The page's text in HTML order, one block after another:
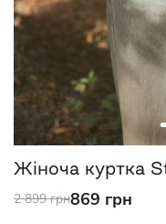
Жіноча куртка
2 899 грн869 грн